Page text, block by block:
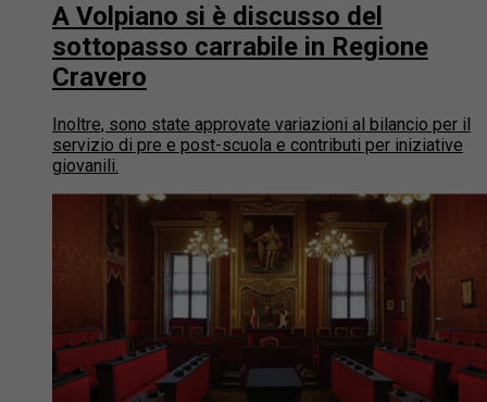
A Volpiano si è discusso del
sottopasso carrabile in Regione
Cravero
Inoltre, sono state approvate variazioni al bilancio per il
servizio di pre e post-scuola e contributi per iniziative
giovanili.